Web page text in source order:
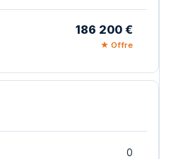
186 200 €
★ Offre
0